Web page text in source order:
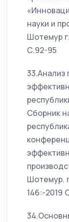
науки и
Шотемур
С.92-95
33.Анализ
Сборник
Шотемур.
146:-2019